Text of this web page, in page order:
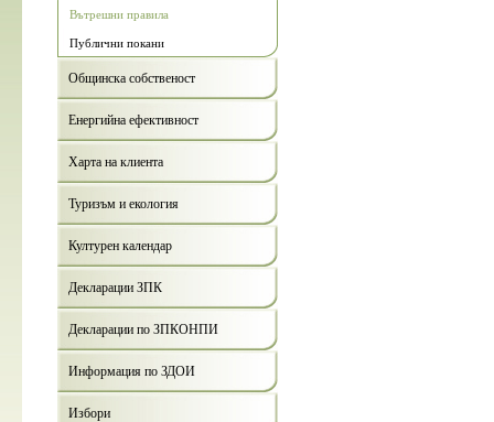
Вътрешни правила
Публични покани
Общинска собственост
Енергийна ефективност
Харта на клиента
Туризъм и екология
Културен календар
Декларации ЗПК
Декларации по ЗПКОНПИ
Информация по ЗДОИ
Избори